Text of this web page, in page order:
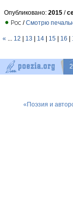
Опубликовано: 2015 /
/Смотрю
« 12 | 13 | 14 | 15 | 16 |
«Поэзия и